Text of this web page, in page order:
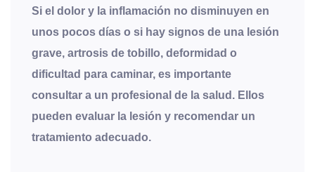
Si el dolor y la inflamación no disminuyen en
unos pocos días o si hay signos de una lesión
grave, artrosis de tobillo, deformidad o
dificultad para caminar, es importante
consultar a un profesional de la salud. Ellos
pueden evaluar la lesión y recomendar un
tratamiento adecuado.